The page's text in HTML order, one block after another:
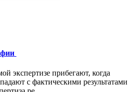
экспертизе прибегают, когда
с фактическими результатами